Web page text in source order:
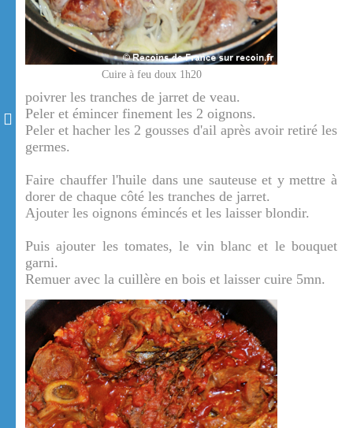
Cuire à feu doux 1h20
poivrer les tranches de jarret de veau.
Peler et émincer finement les 2 oignons.
Peler et hacher les 2 gousses d'ail après avoir retiré les
germes.
Faire chauffer l'huile dans une sauteuse et y mettre à
dorer de chaque côté les tranches de jarret.
Ajouter les oignons émincés et les laisser blondir.
Puis ajouter les tomates, le vin blanc et le bouquet
garni.
Remuer avec la cuillère en bois et laisser cuire 5mn.